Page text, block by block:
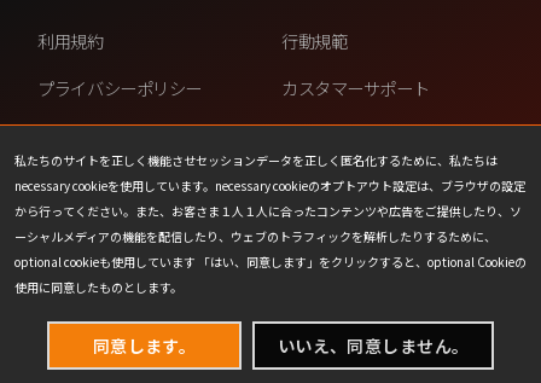
私たちのサイトを正しく機能させセッションデータを正しく匿名化するために、私たちは
necessary cookieを使用しています。necessary cookieのオプトアウト設定は、ブラウザの設定
から行ってください。また、お客さま１人１人に合ったコンテンツや広告をご提供したり、ソ
ーシャルメディアの機能を配信したり、ウェブのトラフィックを解析したりするために、
optional cookieも使用しています 「はい、同意します」をクリックすると、optional Cookieの
使用に同意したものとします。
同意します。 いいえ、同意しません。
利用規約
行動規範
プライバシーポリシー
カスタマーサポート
ファンコンテンツ・ポリシー
個人情報の販売や共有を許可し
ない
COOKIE
プレスリリース
会社情報
お問い合わせ